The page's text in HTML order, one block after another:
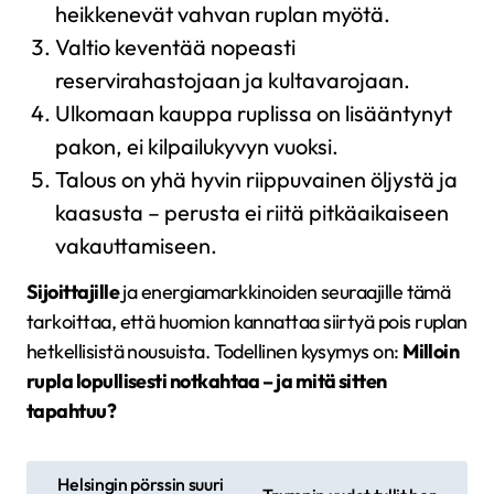
heikkenevät vahvan ruplan myötä.
Valtio keventää nopeasti
reservirahastojaan ja kultavarojaan.
Ulkomaan kauppa ruplissa on lisääntynyt
pakon, ei kilpailukyvyn vuoksi.
Talous on yhä hyvin riippuvainen öljystä ja
kaasusta – perusta ei riitä pitkäaikaiseen
vakauttamiseen.
Sijoittajilleja energiamarkkinoiden seuraajille tämä
tarkoittaa, että huomion kannattaa siirtyä pois ruplan
hetkellisistä nousuista. Todellinen kysymys on: Milloin
rupla lopullisesti notkahtaa – ja mitä sitten
tapahtuu?
Helsingin pörssin suuri